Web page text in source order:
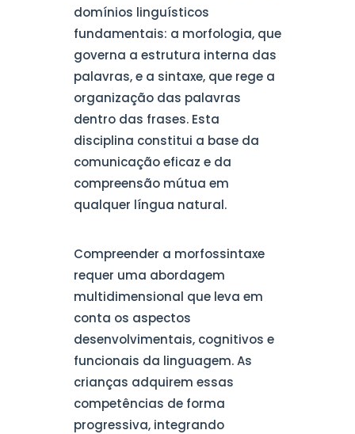
domínios linguísticos
fundamentais: a morfologia, que
governa a estrutura interna das
palavras, e a sintaxe, que rege a
organização das palavras
dentro das frases. Esta
disciplina constitui a base da
comunicação eficaz e da
compreensão mútua em
qualquer língua natural.
Compreender a morfossintaxe
requer uma abordagem
multidimensional que leva em
conta os aspectos
desenvolvimentais, cognitivos e
funcionais da linguagem. As
crianças adquirem essas
competências de forma
progressiva, integrando